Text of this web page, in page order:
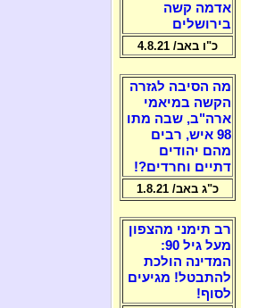
אדמה קשה
בירושלים
כ"ו באב/ 4.8.21
מה הסיבה לגזרה
הקשה במיאמי
ארה"ב, שבה מתו
98 איש, רבים
מהם יהודים
דתיים וחרדים?!
כ"ג באב/ 1.8.21
רב תימני מהצפון
מעל גיל 90:
המדינה הולכת
להתבטל! מגיעים
לסוף!